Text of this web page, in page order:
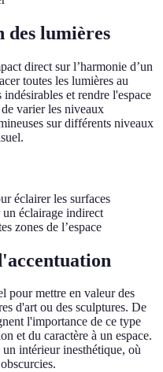
des lumières
direct sur l’harmonie d’un
toutes les lumières au
et rendre l'espace
varier les niveaux
sur différents niveaux
éclairer les surfaces
éclairage indirect
zones de l’espace
pour mettre en valeur des
d'art ou des sculptures. De
l'importance de ce type
et du caractère à un espace.
intérieur inesthétique, où